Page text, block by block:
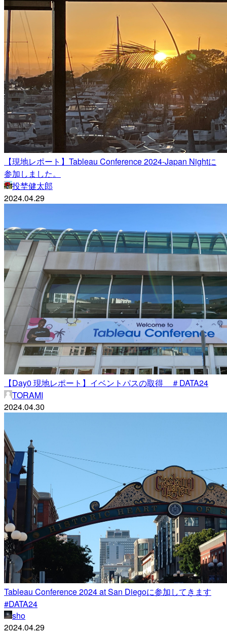
【現地レポート】Tableau Conference 2024-Japan Nightに
参加しました。
投埜健太郎
2024.04.29
【Day0 現地レポート】イベントパスの取得 ＃DATA24
TORAMI
2024.04.30
Tableau Conference 2024 at San Diegoに参加してきます
#DATA24
sho
2024.04.29